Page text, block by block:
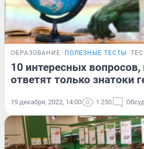
ОБРАЗОВАНИЕ ПОЛЕЗНЫЕ ТЕСТЫ
10 интересных
ответят только знатоки
19 декабря, 2022, 14:00 1 250